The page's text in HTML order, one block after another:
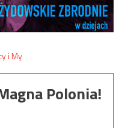
Polonia!